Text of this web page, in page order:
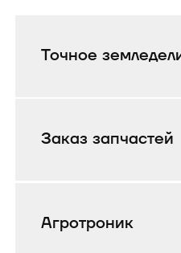
Точное
Заказ запчастей
Агротроник